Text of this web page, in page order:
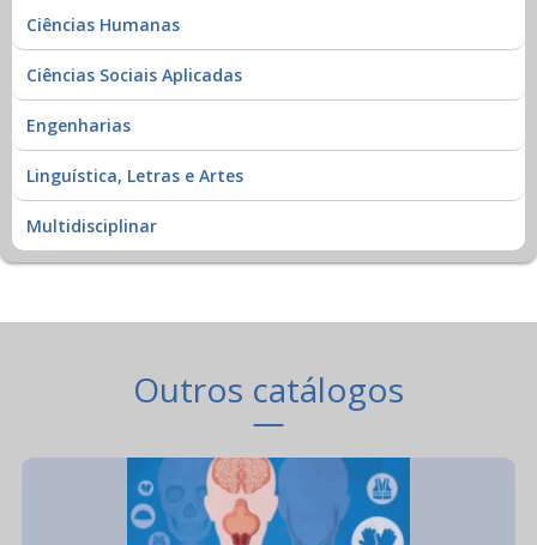
Ciências Humanas
Ciências Sociais Aplicadas
Engenharias
Linguística, Letras e Artes
Multidisciplinar
Outros catálogos